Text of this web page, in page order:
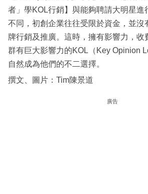
者」學KOL行銷】與能夠聘請大明星進
不同，初創企業往往受限於資金，並沒
牌行銷及推廣。這時，擁有影響力，收
群有巨大影響力的KOL（Key Opinion
自然成為他們的不二選擇。
撰文、圖片：Tim陳景道
廣告